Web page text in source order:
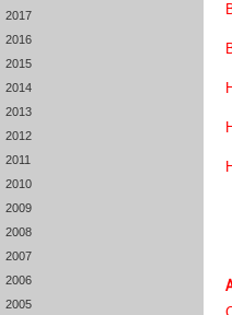
2017
2016
2015
2014
2013
2012
2011
2010
2009
2008
2007
2006
2005